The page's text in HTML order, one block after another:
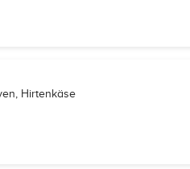
Hirtenkäse